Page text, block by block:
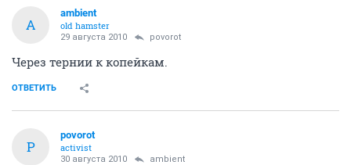
A
ambient
old hamster
29 августа 2010 povorot
Через тернии к копейкам.
ОТВЕТИТЬ
P
povorot
activist
30 августа 2010 ambient